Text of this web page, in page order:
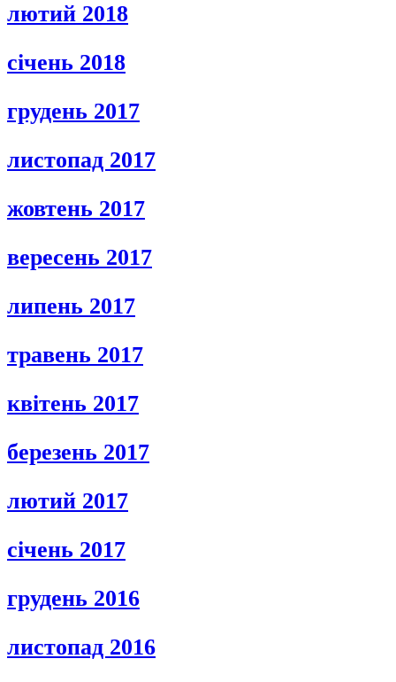
лютий 2018
січень 2018
грудень 2017
листопад 2017
жовтень 2017
вересень 2017
липень 2017
травень 2017
квітень 2017
березень 2017
лютий 2017
січень 2017
грудень 2016
листопад 2016